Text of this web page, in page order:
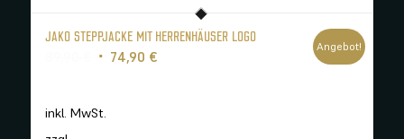
JAKO STEPPJACKE MIT HERRENHÄUSER LOGO
Ursprünglicher
89,90 €
74,90 €Aktueller
Angebot!
inkl. MwSt.